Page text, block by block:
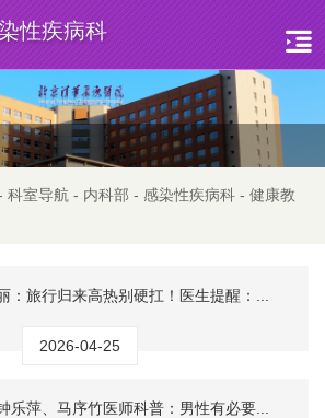
性疾病科
科室导航 - 内科部 - 感染性疾病科 - 健康教
：旅行归来高热别硬扛！医生提醒：...
2026-04-25
乐萍、马序竹医师科普：男性有必要...